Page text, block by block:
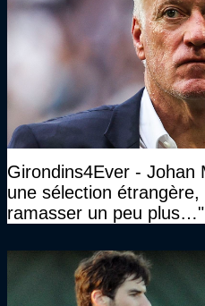
Girondins4Ever - Johan
une sélection étrangère,
ramasser un peu plus…"